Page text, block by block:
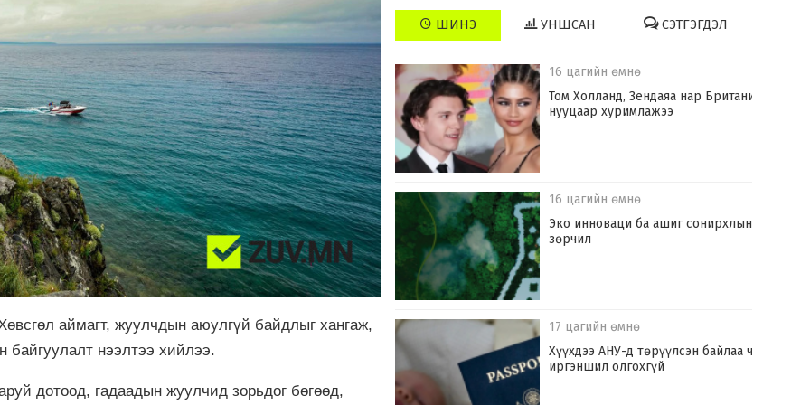
аймагт, жуулчдын аюулгүй байдлыг хангаж,
байгуулалт нээлтээ хийлээ.
дотоод, гадаадын жуулчид зорьдог бөгөөд,
ШИНЭ УНШСАН СЭТГЭГДЭЛ
16 цагийн өмнө
Том Холланд, Зендаяа нар Британид
нууцаар хуримлажээ
16 цагийн өмнө
Эко инноваци ба ашиг сонирхлын
зөрчил
17 цагийн өмнө
Хүүхдээ АНУ-д төрүүлсэн байлаа ч
иргэншил олгохгүй